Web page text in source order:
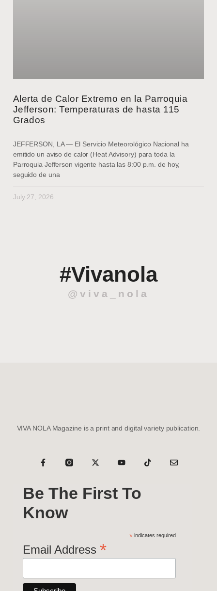
Alerta de Calor Extremo en la Parroquia
Jefferson: Temperaturas de hasta 115
Grados
JEFFERSON, LA — El Servicio Meteorológico Nacional ha
emitido un aviso de calor (Heat Advisory) para toda la
Parroquia Jefferson vigente hasta las 8:00 p.m. de hoy,
seguido de una
July 27, 2026
#Vivanola
@viva_nola
VIVA NOLA Magazine is a print and digital variety publication.
Be The First To
Know
* indicates required
Email Address *